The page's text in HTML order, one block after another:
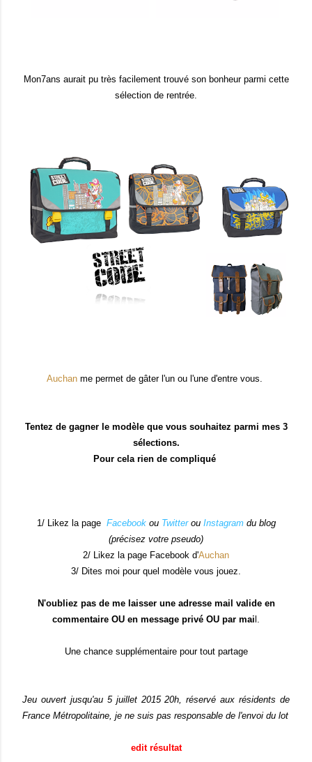
Mon7ans aurait pu très facilement trouvé son bonheur parmi cette
sélection de rentrée.
Auchan me permet de gâter l'un ou l'une d'entre vous.
Tentez de gagner le modèle que vous souhaitez parmi mes 3
sélections.
Pour cela rien de compliqué
1/ Likez la page Facebookou Twitterou Instagramdu blog
(précisez votre pseudo)
2/ Likez la page Facebook d'Auchan
3/ Dites moi pour quel modèle vous jouez.
N'oubliez pas de me laisser une adresse mail valide en
commentaire OU en message privé OU par mai l.
Une chance supplémentaire pour tout partage
Jeu ouvert jusqu'au 5 juillet 2015 20h, réservé aux résidents de
France Métropolitaine, je ne suis pas responsable de l'envoi du lot
edit résultat